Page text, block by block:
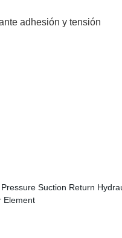
adhesión y tensión